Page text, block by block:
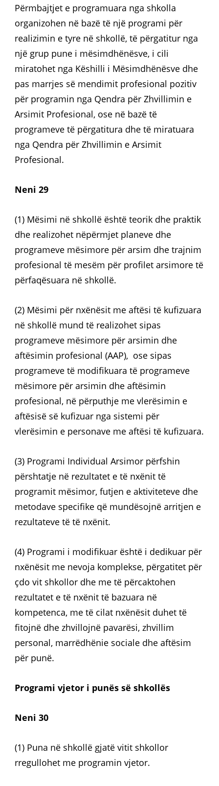
Përmbajtjet e programuara nga shkolla
organizohen në bazë të një programi për
realizimin e tyre në shkollë, të përgatitur nga
një grup pune i mësimdhënësve, i cili
miratohet nga Këshilli i Mësimdhënësve dhe
pas marrjes së mendimit profesional pozitiv
për programin nga Qendra për Zhvillimin e
Arsimit Profesional, ose në bazë të
programeve të përgatitura dhe të miratuara
nga Qendra për Zhvillimin e Arsimit
Profesional.
Neni 29
(1) Mësimi në shkollë është teorik dhe praktik
dhe realizohet nëpërmjet planeve dhe
programeve mësimore për arsim dhe trajnim
profesional të mesëm për profilet arsimore të
përfaqësuara në shkollë.
(2) Mësimi për nxënësit me aftësi të kufizuara
në shkollë mund të realizohet sipas
programeve mësimore për arsimin dhe
aftësimin profesional (AAP), ose sipas
programeve të modifikuara të programeve
mësimore për arsimin dhe aftësimin
profesional, në përputhje me vlerësimin e
aftësisë së kufizuar nga sistemi për
vlerësimin e personave me aftësi të kufizuara.
(3) Programi Individual Arsimor përfshin
përshtatje në rezultatet e të nxënit të
programit mësimor, futjen e aktiviteteve dhe
metodave specifike që mundësojnë arritjen e
rezultateve të të nxënit.
(4) Programi i modifikuar është i dedikuar për
nxënësit me nevoja komplekse, përgatitet për
çdo vit shkollor dhe me të përcaktohen
rezultatet e të nxënit të bazuara në
kompetenca, me të cilat nxënësit duhet të
fitojnë dhe zhvillojnë pavarësi, zhvillim
personal, marrëdhënie sociale dhe aftësim
për punë.
Programi vjetor i punës së shkollës
Neni 30
(1) Puna në shkollë gjatë vitit shkollor
rregullohet me programin vjetor.